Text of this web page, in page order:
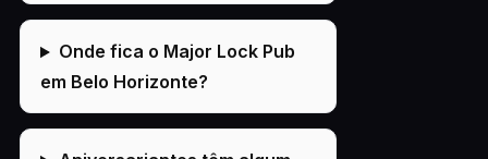
Onde fica o Major Lock Pub
em Belo Horizonte?